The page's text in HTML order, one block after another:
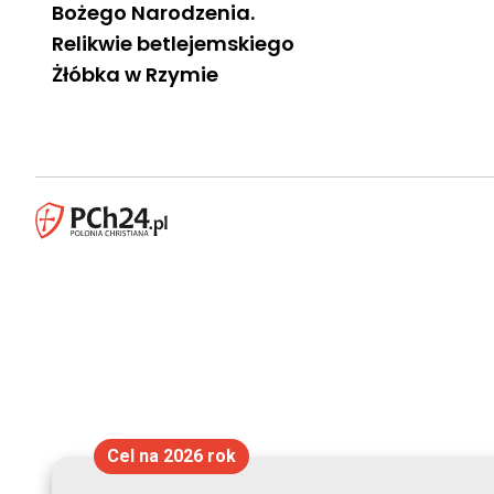
Bożego Narodzenia.
Relikwie betlejemskiego
Żłóbka w Rzymie
Cel na 2026 rok